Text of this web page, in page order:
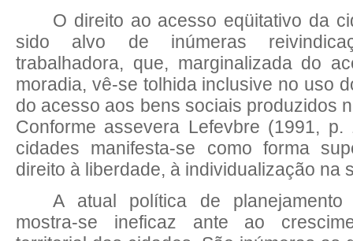
O direito ao acesso eqüitativo da
sido alvo de inúmeras
trabalhadora, que, marginalizada do
moradia, vê-se tolhida inclusive no uso
do acesso aos bens sociais produzidos
Conforme assevera Lefevbre (1991, p.
cidades manifesta-se como forma
direito à liberdade, à individualização na
A atual política de planejamento
mostra-se ineficaz ante ao